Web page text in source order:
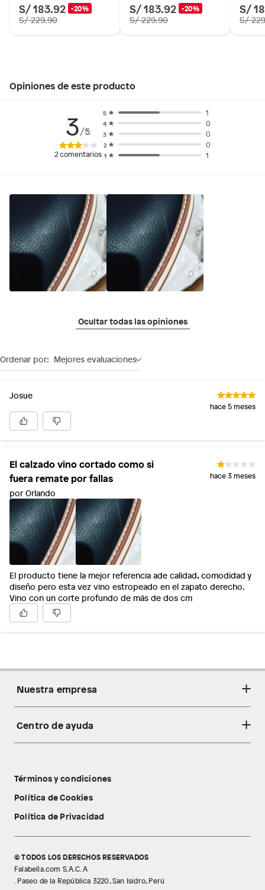
S/ 183.92 -20%
S/ 229.90
S/ 183.92 -20%
S/ 229.90
S/
S/
Opiniones de este producto
3/5
2comentarios 1 1
2 0
3 0
4 0
5 1
Ocultar todas las opiniones
Ordenar por: Mejores evaluaciones
Josue
hace 5 meses
El calzado vino cortado como si
fuera remate por fallas
por Orlando
hace 3 meses
El producto tiene la mejor referencia ade calidad, comodidad y
diseño pero esta vez vino estropeado en el zapato derecho.
Vino con un corte profundo de más de dos cm
Nuestra empresa
Acerca de nosotros
Tecnología Pillow Walk
Centro de ayuda
Libro de reclamaciones
Términos y condiciones
Política de Cookies
Política de Privacidad
© TODOS LOS DERECHOS RESERVADOS
Falabella.com S.A.C. A
. Paseo de la República 3220, San Isidro, Perú